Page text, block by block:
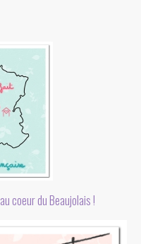
coeur du Beaujolais !